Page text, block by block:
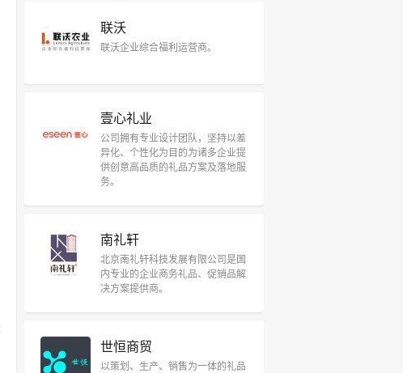
联沃
联沃企业综合福利运营商。
壹心礼业
公司拥有专业设计团队，坚持以差
异化、个性化为目的为诸多企业提
供创意高品质的礼品方案及落地服
务。
南礼轩
北京南礼轩科技发展有限公司是国
内专业的企业商务礼品、促销品解
决方案提供商。
世恒商贸
以策划、生产、销售为一体的礼品